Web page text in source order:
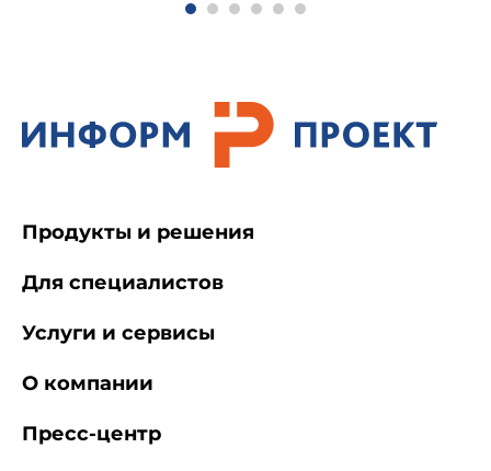
Продукты и решения
Для специалистов
Услуги и сервисы
О компании
Пресс-центр